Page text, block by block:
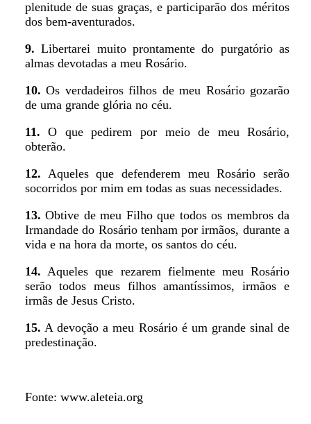
plenitude de suas graças, e participarão dos méritos
dos bem-aventurados.
9. Libertarei muito prontamente do purgatório as
almas devotadas a meu Rosário.
10. Os verdadeiros filhos de meu Rosário gozarão
de uma grande glória no céu.
11. O que pedirem por meio de meu Rosário,
obterão.
12. Aqueles que defenderem meu Rosário serão
socorridos por mim em todas as suas necessidades.
13. Obtive de meu Filho que todos os membros da
Irmandade do Rosário tenham por irmãos, durante a
vida e na hora da morte, os santos do céu.
14. Aqueles que rezarem fielmente meu Rosário
serão todos meus filhos amantíssimos, irmãos e
irmãs de Jesus Cristo.
15. A devoção a meu Rosário é um grande sinal de
predestinação.
Fonte: www.aleteia.org